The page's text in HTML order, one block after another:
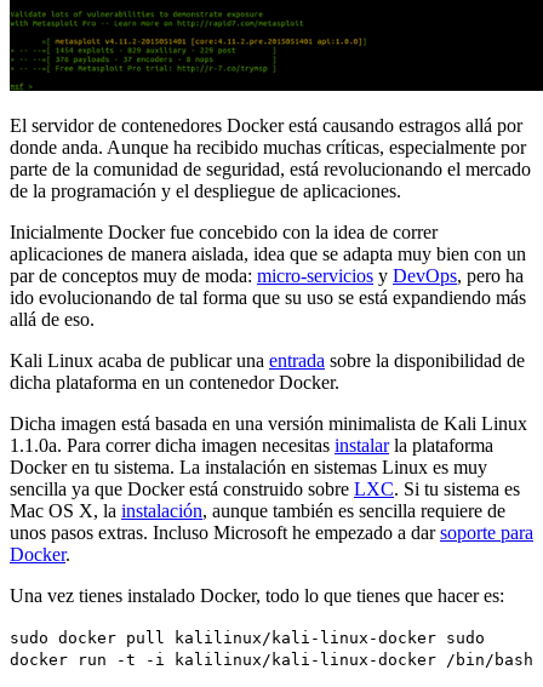
El servidor de contenedores Docker está causando estragos allá por
donde anda. Aunque ha recibido muchas críticas, especialmente por
parte de la comunidad de seguridad, está revolucionando el mercado
de la programación y el despliegue de aplicaciones.
Inicialmente Docker fue concebido con la idea de correr
aplicaciones de manera aislada, idea que se adapta muy bien con un
par de conceptos muy de moda: micro-servicios y DevOps, pero ha
ido evolucionando de tal forma que su uso se está expandiendo más
allá de eso.
Kali Linux acaba de publicar una entrada sobre la disponibilidad de
dicha plataforma en un contenedor Docker.
Dicha imagen está basada en una versión minimalista de Kali Linux
1.1.0a. Para correr dicha imagen necesitas instalarla plataforma
Docker en tu sistema. La instalación en sistemas Linux es muy
sencilla ya que Docker está construido sobre LXC. Si tu sistema es
Mac OS X, la instalación, aunque también es sencilla requiere de
unos pasos extras. Incluso Microsoft he empezado a darsoporte para
Docker.
Una vez tienes instalado Docker, todo lo que tienes que hacer es:
sudo docker pull kalilinux/kali-linux-docker sudo
docker run -t -i kalilinux/kali-linux-docker /bin/bash